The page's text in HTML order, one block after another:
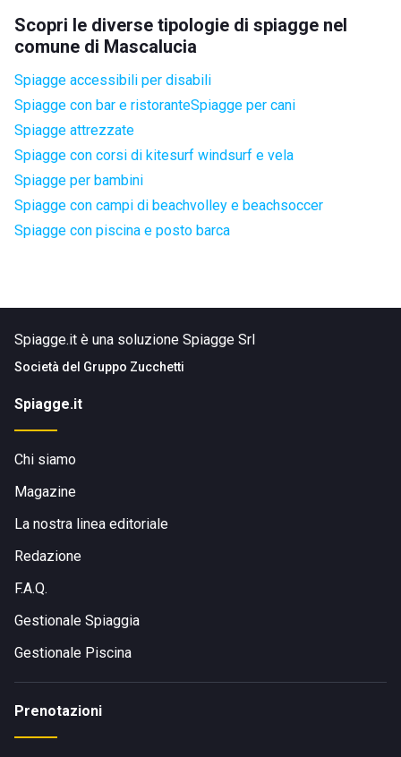
Scopri le diverse tipologie di spiagge nel
comune di Mascalucia
Spiagge accessibili per disabili
Spiagge con bar e ristoranteSpiagge per cani
Spiagge attrezzate
Spiagge con corsi di kitesurf windsurf e vela
Spiagge per bambini
Spiagge con campi di beachvolley e beachsoccer
Spiagge con piscina e posto barca
Spiagge.it è una soluzione Spiagge Srl
Società del Gruppo Zucchetti
Spiagge.it
Chi siamo
Magazine
La nostra linea editoriale
Redazione
F.A.Q.
Gestionale Spiaggia
Gestionale Piscina
Prenotazioni